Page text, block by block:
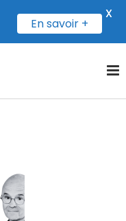
En savoir +
X